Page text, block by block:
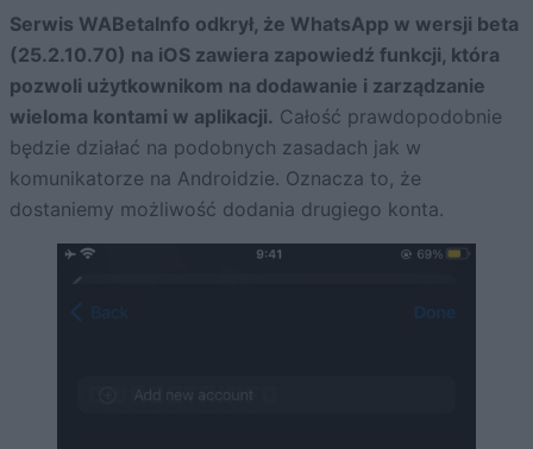
Serwis WABetaInfo odkrył, że WhatsApp w wersji beta
(25.2.10.70) na iOS zawiera zapowiedź funkcji, która
pozwoli użytkownikom na dodawanie i zarządzanie
wieloma kontami w aplikacji. Całość prawdopodobnie
będzie działać na podobnych zasadach jak w
komunikatorze na Androidzie. Oznacza to, że
dostaniemy możliwość dodania drugiego konta.